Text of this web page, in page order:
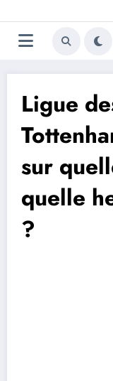
au
contenu
Ligue
sur
quelle
?